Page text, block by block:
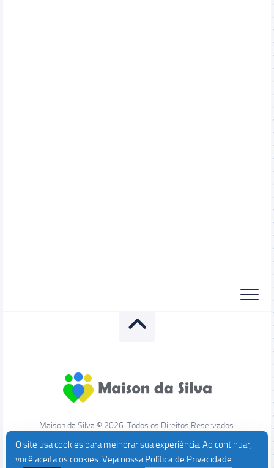
Maison da Silva © 2026. Todos os Direitos Reservados.
O site usa cookies para melhorar sua experiência. Ao continuar,
você aceita os cookies. Veja nossaPolítica de Privacidade.